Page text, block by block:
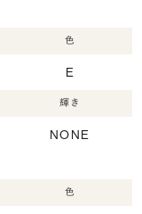
色
E
輝き
NONE
色